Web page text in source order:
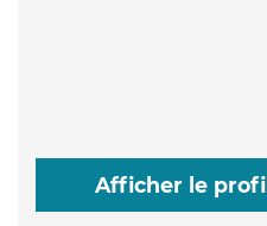
Afficher le profil